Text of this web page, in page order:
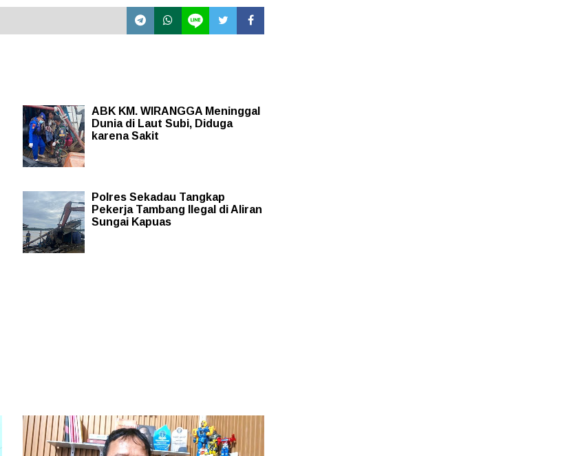
ABK KM. WIRANGGA Meninggal
Dunia di Laut Subi, Diduga
karena Sakit
Polres Sekadau Tangkap
Pekerja Tambang Ilegal di Aliran
Sungai Kapuas